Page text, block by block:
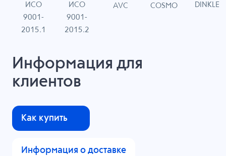
ИСО
9001-
2015.1
ИСО
9001-
2015.2
AVC COSMO DINKLE
Информация для
клиентов
Как купить
Информация о доставке